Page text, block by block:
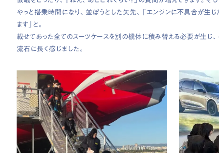
やっと搭乗時間になり、並ぼうとした矢先、「エンジンに不具合が生
ます」と。
載せてあった全てのスーツケースを別の機体に積み替える必要が生じ
流石に長く感じました。